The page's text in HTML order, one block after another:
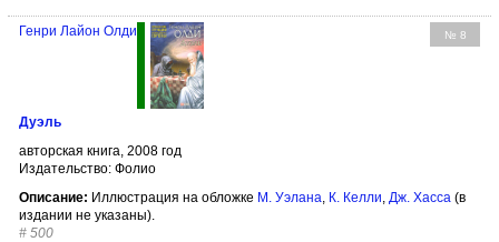
№ 8
Генри Лайон Олди
Дуэль
авторская книга, 2008 год
Издательство: Фолио
Описание: Иллюстрация на обложке М. Уэлана, К. Келли, Дж. Хасса (в
издании не указаны).
# 500